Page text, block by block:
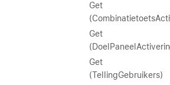
Get
Get
Get
(TellingGebruikers)